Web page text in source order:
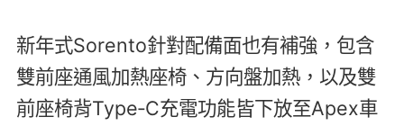
新年式Sorento針對配備面也有補強，包含
雙前座通風加熱座椅、方向盤加熱，以及雙
前座椅背Type‑C充電功能皆下放至Apex車